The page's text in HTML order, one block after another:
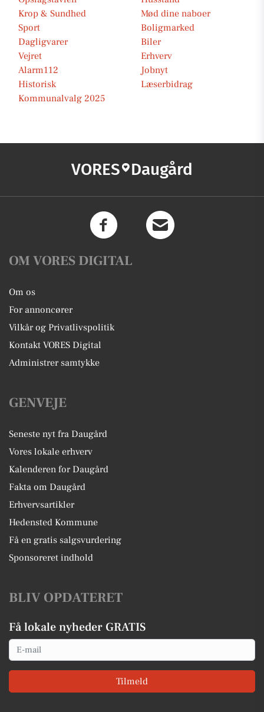
Krop & Sundhed
Mød dine naboer
Sport
Boligmarked
Dagligvarer
Biler
Vejret
Erhverv
Alarm112
Jobnyt
Historisk
Læserbidrag
Kommunalvalg 2025
VORES Daugård
OM VORES DIGITAL
Om os
For annoncører
Vilkår og Privatlivspolitik
Kontakt VORES Digital
Administrer samtykke
GENVEJE
Seneste nyt fra Daugård
Vores lokale erhverv
Kalenderen for Daugård
Fakta om Daugård
Erhvervsartikler
Hedensted Kommune
Få en gratis salgsvurdering
Sponsoreret indhold
BLIV OPDATERET
Få lokale nyheder GRATIS
Email
Tilmeld